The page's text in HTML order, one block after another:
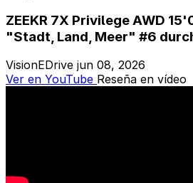
ZEEKR 7X Privilege AWD
"Stadt, Land, Meer" #6
VisionEDrive jun 08, 2026
Ver en YouTube Reseña en vídeo